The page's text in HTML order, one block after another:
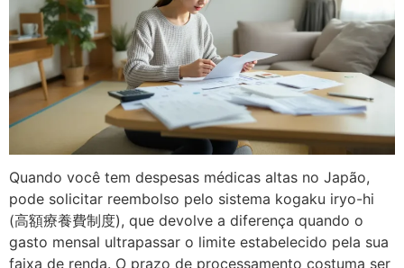
Quando você tem despesas médicas altas no Japão,
pode solicitar reembolso pelo sistema kogaku iryo-hi
(高額療養費制度), que devolve a diferença quando o
gasto mensal ultrapassar o limite estabelecido pela sua
faixa de renda. O prazo de processamento costuma ser